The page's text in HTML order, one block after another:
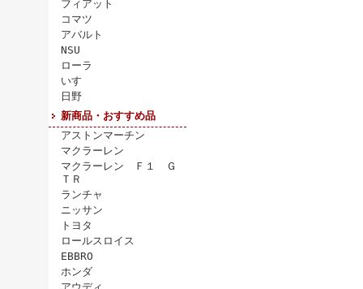
フィアット
コマツ
アバルト
NSU
ローラ
いすゞ
日野
新商品・おすすめ品
アストンマーチン
マクラーレン
マクラーレン Ｆ１ Ｇ
ＴＲ
ランチャ
ニッサン
トヨタ
ロールスロイス
EBBRO
ホンダ